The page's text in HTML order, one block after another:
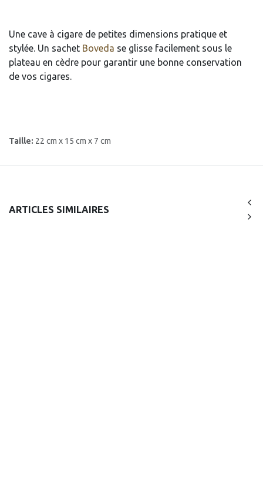
Une cave à cigare de petites dimensions pratique et
stylée. Un sachet Boveda se glisse facilement sous le
plateau en cèdre pour garantir une bonne conservation
de vos cigares.
Taille: 22 cm x 15 cm x 7 cm
ARTICLES SIMILAIRES